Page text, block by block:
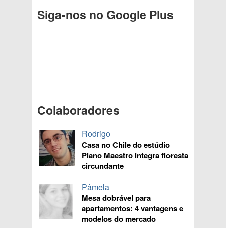
Siga-nos no Google Plus
Colaboradores
Rodrigo
Casa no Chile do estúdio
Plano Maestro integra floresta
circundante
Pâmela
Mesa dobrável para
apartamentos: 4 vantagens e
modelos do mercado